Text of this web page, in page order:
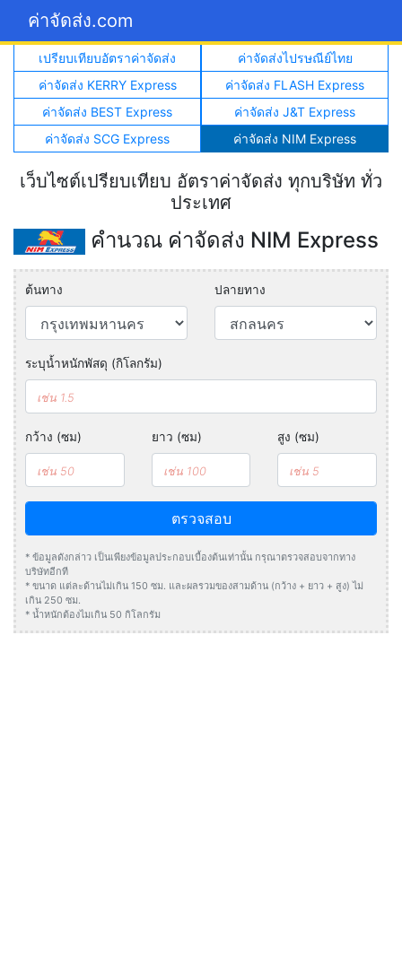
ค่าจัดส่ง.com
เปรียบเทียบอัตราค่าจัดส่ง
ค่าจัดส่งไปรษณีย์ไทย
ค่าจัดส่ง KERRY Express
ค่าจัดส่ง FLASH Express
ค่าจัดส่ง BEST Express
ค่าจัดส่ง J&T Express
ค่าจัดส่ง SCG Express
ค่าจัดส่ง NIM Express
เว็บไซต์เปรียบเทียบ อัตราค่าจัดส่ง ทุกบริษัท ทั่ว
ประเทศ
คำนวณ ค่าจัดส่ง NIM Express
ต้นทาง ปลายทาง
ระบุน้ำหนักพัสดุ (กิโลกรัม)
กว้าง (ซม) ยาว (ซม) สูง (ซม)
ตรวจสอบ
* ข้อมูลดังกล่าว เป็นเพียงข้อมูลประกอบเบื้องต้นเท่านั้น กรุณาตรวจสอบจากทาง
บริษัทอีกที
* ขนาด แต่ละด้านไม่เกิน 150 ซม. และผลรวมของสามด้าน (กว้าง + ยาว + สูง) ไม่
เกิน 250 ซม.
* น้ำหนักต้องไมเกิน 50 กิโลกรัม